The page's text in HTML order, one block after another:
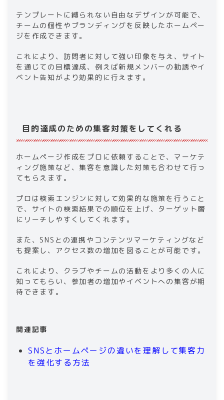
テンプレートに縛られない自由なデザインが可能で、
チームの個性やブランディングを反映したホームペー
ジを作成できます。
これにより、訪問者に対して強い印象を与え、サイト
を通じての目標達成、例えば新規メンバーの勧誘やイ
ベント告知がより効果的に行えます。
目的達成のための集客対策をしてくれる
ホームページ作成をプロに依頼することで、マーケテ
ィング施策など、集客を意識した対策も合わせて行っ
てもらえます。
プロは検索エンジンに対して効果的な施策を行うこと
で、サイトの検索結果での順位を上げ、ターゲット層
にリーチしやすくしてくれます。
また、SNSとの連携やコンテンツマーケティングなど
も提案し、アクセス数の増加を図ることが可能です。
これにより、クラブやチームの活動をより多くの人に
知ってもらい、参加者の増加やイベントへの集客が期
待できます。
関連記事
​​SNSとホームページの違いを理解して集客力
を強化する方法​